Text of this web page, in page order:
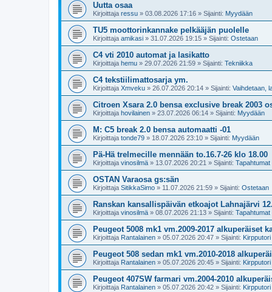
Uutta osaa
Kirjoittaja ressu » 03.08.2026 17:16 » Sijainti: Myydään
TU5 moottorinkannake pelkääjän puolelle
Kirjoittaja amikasi » 31.07.2026 19:15 » Sijainti: Ostetaan
C4 vti 2010 automat ja lasikatto
Kirjoittaja hemu » 29.07.2026 21:59 » Sijainti: Tekniikka
C4 tekstiilimattosarja ym.
Kirjoittaja Xmveku » 26.07.2026 20:14 » Sijainti: Vaihdetaan,
Citroen Xsara 2.0 bensa exclusive break 2003
Kirjoittaja hovilainen » 23.07.2026 06:14 » Sijainti: Myydään
M: C5 break 2.0 bensa automaatti -01
Kirjoittaja tonde79 » 18.07.2026 23:10 » Sijainti: Myydään
Pä-Hä trelmecille mennään to.16.7-26 klo 18.00
Kirjoittaja vinosilmä » 13.07.2026 20:21 » Sijainti: Tapahtumat
OSTAN Varaosa gs:sän
Kirjoittaja SitikkaSimo » 11.07.2026 21:59 » Sijainti: Ostetaan
Ranskan kansallispäivän etkoajot Lahnajärvi
Kirjoittaja vinosilmä » 08.07.2026 21:13 » Sijainti: Tapahtumat
Peugeot 5008 mk1 vm.2009-2017 alkuperäiset
Kirjoittaja Rantalainen » 05.07.2026 20:47 » Sijainti: Kirpputori
Peugeot 508 sedan mk1 vm.2010-2018
Kirjoittaja Rantalainen » 05.07.2026 20:45 » Sijainti: Kirpputori
Peugeot 407SW farmari vm.2004-2010
Kirjoittaja Rantalainen » 05.07.2026 20:42 » Sijainti: Kirpputori